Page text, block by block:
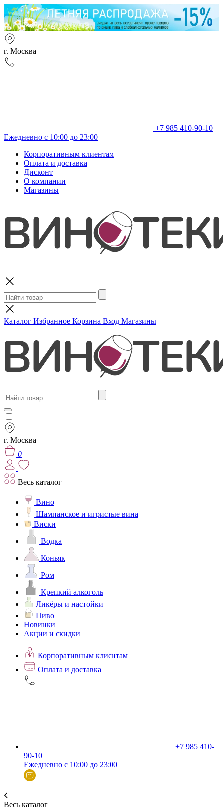
г. Москва
+7 985 410-90-10
Ежедневно с 10:00 до 23:00
Корпоративным клиентам
Оплата и доставка
Дисконт
О компании
Магазины
Каталог Избранное Корзина Вход Магазины
г. Москва
0
Весь каталог
Вино
Шампанское и игристые вина
Виски
Водка
Коньяк
Ром
Крепкий алкоголь
Ликёры и настойки
Пиво
Новинки
Акции и скидки
Корпоративным клиентам
Оплата и доставка
+7 985 410-
90-10
Ежедневно с 10:00 до 23:00
Весь каталог